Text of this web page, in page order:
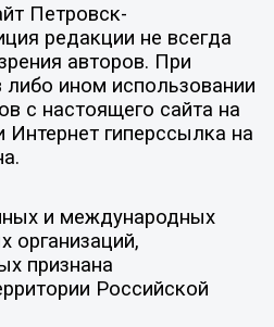
Петровск-
редакции не всегда
авторов. При
либо ином использовании
с настоящего сайта на
Интернет гиперссылка на
и международных
организаций,
признана
Российской